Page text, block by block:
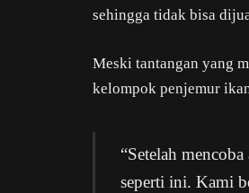
sehingga tidak bisa
Meski tantangan yang
kelompok penjemur
“Setelah
seperti ini. Kami